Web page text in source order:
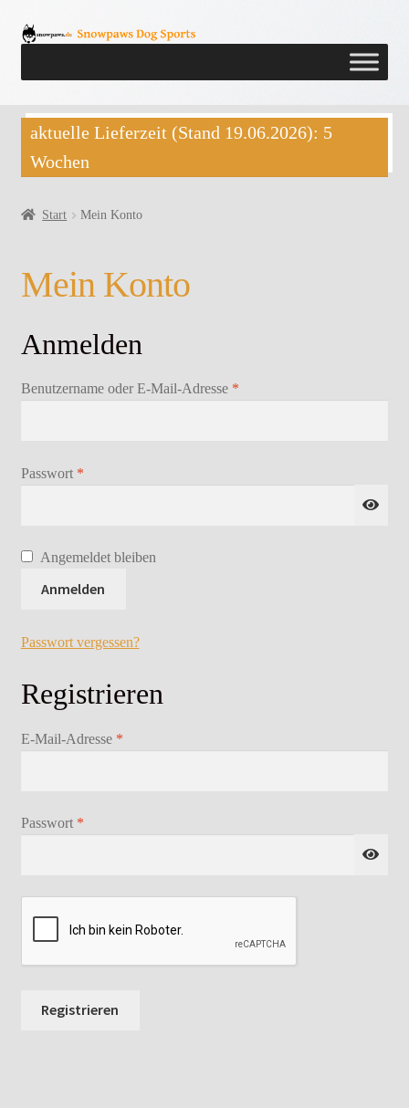
Zur
springen
Zum
springen
aktuelle Lieferzeit (Stand 19.06.2026): 5
Wochen
Start Mein Konto
Mein Konto
Anmelden
Benutzername oder E-Mail-Adresse *Erforderlich
Passwort *Erforderlich
Angemeldet bleiben
Anmelden
Passwort vergessen?
Registrieren
E-Mail-Adresse *Erforderlich
Passwort *Erforderlich
Registrieren